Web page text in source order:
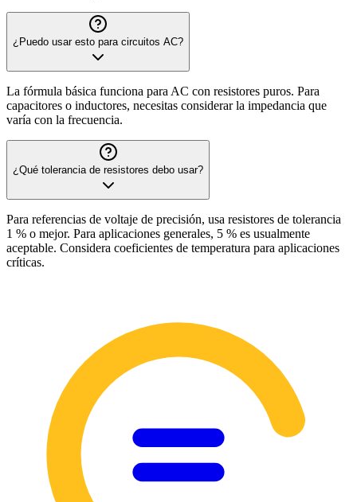
¿Puedo usar esto para circuitos AC?
La fórmula básica funciona para AC con resistores puros. Para
capacitores o inductores, necesitas considerar la impedancia que
varía con la frecuencia.
¿Qué tolerancia de resistores debo usar?
Para referencias de voltaje de precisión, usa resistores de tolerancia
1 % o mejor. Para aplicaciones generales, 5 % es usualmente
aceptable. Considera coeficientes de temperatura para aplicaciones
críticas.